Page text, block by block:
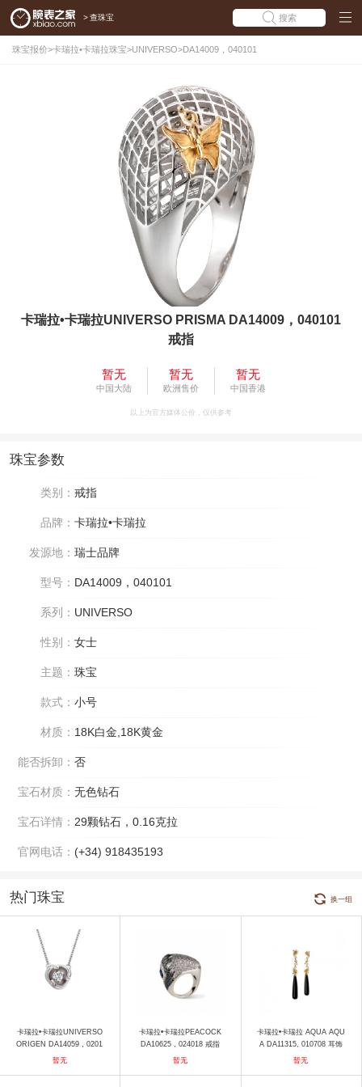
> 查珠宝 搜索
珠宝报价>卡瑞拉•卡瑞拉珠宝>UNIVERSO>DA14009，040101
卡瑞拉•卡瑞拉UNIVERSO PRISMA DA14009，040101
戒指
暂无
中国大陆
暂无
欧洲售价
暂无
中国香港
以上为官方媒体公价，仅供参考
珠宝参数
类别： 戒指
品牌： 卡瑞拉•卡瑞拉
发源地： 瑞士品牌
型号： DA14009，040101
系列： UNIVERSO
性别： 女士
主题： 珠宝
款式： 小号
材质： 18K白金,18K黄金
能否拆卸： 否
宝石材质： 无色钻石
宝石详情： 29颗钻石，0.16克拉
官网电话： (+34) 918435193
热门珠宝 换一组
卡瑞拉•卡瑞拉UNIVERSO
ORIGEN DA14059，0201
01 项链
暂无
卡瑞拉•卡瑞拉PEACOCK
DA10625，024018 戒指
暂无
卡瑞拉•卡瑞拉 AQUA AQU
A DA11315, 010708 耳饰
暂无